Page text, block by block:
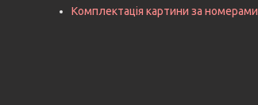
Комплектація картини за номерами